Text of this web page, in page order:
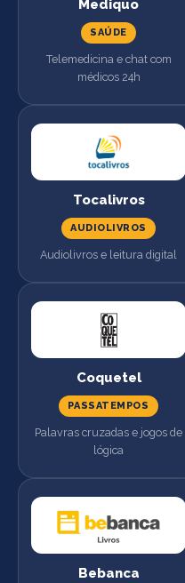
Mediquo
SAÚDE
Telemedicina e chat com
médicos 24h
Tocalivros
AUDIOLIVROS
Audiolivros e leitura digital
Coquetel
PASSATEMPOS
Palavras cruzadas e jogos de
lógica
Bebanca